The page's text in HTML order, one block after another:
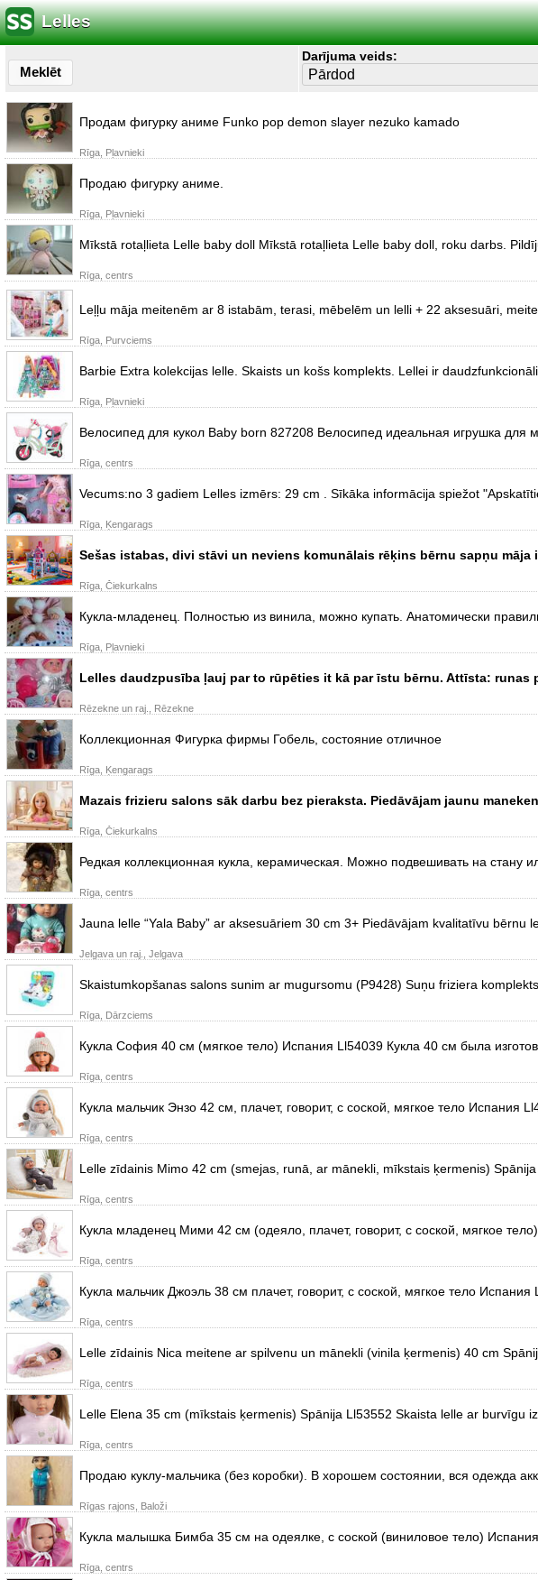
Lelles
Meklēt
Darījuma veids:
Продам фигурку аниме Funko pop demon slayer nezuko kamado
Rīga, Pļavnieki
Продаю фигурку аниме.
Rīga, Pļavnieki
Mīkstā rotaļlieta Lelle baby doll Mīkstā rotaļlieta Lelle baby doll, roku darbs.
Rīga, centrs
Leļļu māja meitenēm ar 8 istabām, terasi, mēbelēm un lelli + 22 aksesuāri,
Rīga, Purvciems
Barbie Extra kolekcijas lelle. Skaists un košs komplekts. Lellei ir
Rīga, Pļavnieki
Велосипед для кукол Baby born 827208 Велосипед идеальная игрушка для
Rīga, centrs
Vecums:no 3 gadiem Lelles izmērs: 29 cm . Sīkāka informācija spiežot
Rīga, Ķengarags
Sešas istabas, divi stāvi un neviens komunālais rēķins bērnu sapņu māja
Rīga, Čiekurkalns
Кукла-младенец. Полностью из винила, можно купать. Анатомически
Rīga, Pļavnieki
Lelles daudzpusība ļauj par to rūpēties it kā par īstu bērnu. Attīsta: runas
Rēzekne un raj., Rēzekne
Коллекционная Фигурка фирмы Гобель, состояние отличное
Rīga, Ķengarags
Mazais frizieru salons sāk darbu bez pieraksta. Piedāvājam jaunu
Rīga, Čiekurkalns
Редкая коллекционная кукла, керамическая. Можно подвешивать на стану
Rīga, centrs
Jauna lelle “Yala Baby” ar aksesuāriem 30 cm 3+ Piedāvājam kvalitatīvu bērnu
Jelgava un raj., Jelgava
Skaistumkopšanas salons sunim ar mugursomu (P9428) Suņu friziera
Rīga, Dārzciems
Кукла София 40 см (мягкое тело) Испания Ll54039 Кукла 40 см была
Rīga, centrs
Кукла мальчик Энзо 42 см, плачет, говорит, с соской, мягкое тело Испания
Rīga, centrs
Lelle zīdainis Mimo 42 cm (smejas, runā, ar mānekli, mīkstais ķermenis)
Rīga, centrs
Кукла младенец Мими 42 см (одеяло, плачет, говорит, с соской, мягкое
Rīga, centrs
Кукла мальчик Джоэль 38 см плачет, говорит, с соской, мягкое тело
Rīga, centrs
Lelle zīdainis Nica meitene ar spilvenu un mānekli (vinila ķermenis) 40 cm
Rīga, centrs
Lelle Elena 35 cm (mīkstais ķermenis) Spānija Ll53552 Skaista lelle ar burvīgu
Rīga, centrs
Продаю куклу-мальчика (без коробки). В хорошем состоянии, вся одежда
Rīgas rajons, Baloži
Кукла малышка Бимба 35 см на одеялке, c соской (виниловое тело)
Rīga, centrs